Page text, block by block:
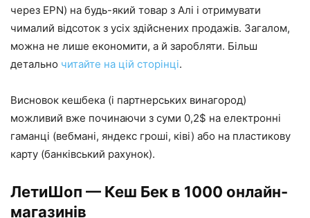
через EPN) на будь-який товар з Алі і отримувати
чималий відсоток з усіх здійснених продажів. Загалом,
можна не лише економити, а й заробляти. Більш
детально читайте на цій сторінці.
Висновок кешбека (і партнерських винагород)
можливий вже починаючи з суми 0,2$ на електронні
гаманці (вебмані, яндекс гроші, ківі) або на пластикову
карту (банківський рахунок).
ЛетиШоп — Кеш Бек в 1000 онлайн-
магазинів